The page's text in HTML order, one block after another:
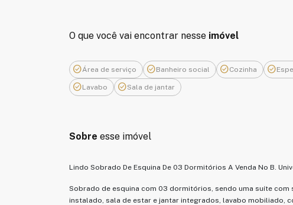
O que você vai encontrar nesse imóvel
check_circleÁrea de serviço check_circleBanheiro social check_circleCozinha check_circle
check_circleLavabo check_circleSala de jantar
Sobre esse imóvel
Lindo Sobrado De Esquina De 03 Dormitórios A Venda No B.
Sobrado de esquina com 03 dormitórios, sendo uma suíte com
instalado, sala de estar e jantar integrados, lavabo mobiliado,